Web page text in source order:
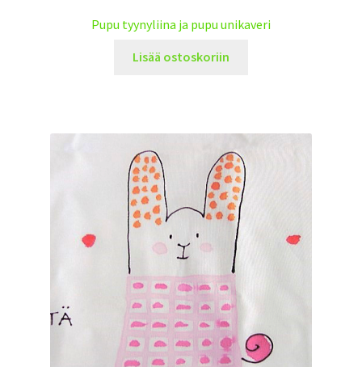
Pupu tyynyliina ja pupu unikaveri
Lisää ostoskoriin